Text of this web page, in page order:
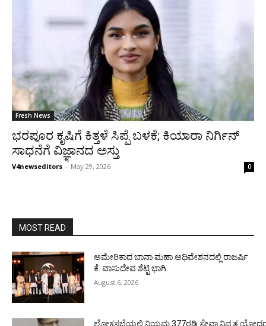
Fresh News
ಭರಪೂರ ಕೃಷಿಗೆ ಕಿತ್ತಳೆ ಸಿಪ್ಪೆ ಬಳಕೆ; ಕಿಯಾರಾ ನಿರ್ಗಿನ್
ಸಾಧನೆಗೆ ವಿಜ್ಞಾನದ ಅಸ್ತು
V4newseditors - May 29, 2026 0
MOST READ
ಅಮೇರಿಕಾದ ಬಾನಾ ಮಹಾ ಅಧಿವೇಶನದಲ್ಲಿ ರಾಜರ್ಷಿ
ಕೆ. ವಾಸುದೇವ ಶೆಟ್ಟಿ ಭಾಗಿ
August 6, 2026
ಲೋಕಸಭೆಯಲ್ಲಿ ನಿಯಮ 377ರಡಿ ಸೇವಾ ನಿವೃತ್ತ